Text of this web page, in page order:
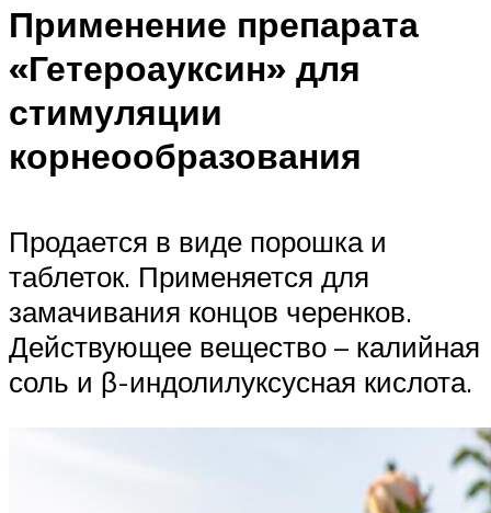
Применение препарата
«Гетероауксин» для
стимуляции
корнеообразования
Продается в виде порошка и
таблеток. Применяется для
замачивания концов черенков.
Действующее вещество – калийная
соль и β-индолилуксусная кислота.